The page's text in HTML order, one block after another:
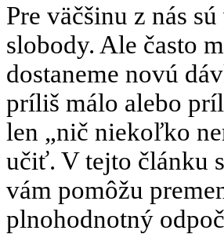
Pre väčšinu z nás
slobody. Ale často
dostaneme novú
príliš málo alebo
len „nič niekoľko
učiť. V tejto článku
vám pomôžu
plnohodnotný